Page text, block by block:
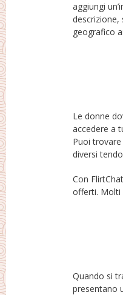
aggiungi
descrizione,
geografico
disponibile profilo foto
potrai
Le donne
accedere a
Puoi
diversi
essere di
Con
offerti. Molti
basic flirt, e-
Quando si
presentano
predicato
includono